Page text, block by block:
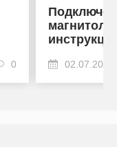
0 02.07.2025